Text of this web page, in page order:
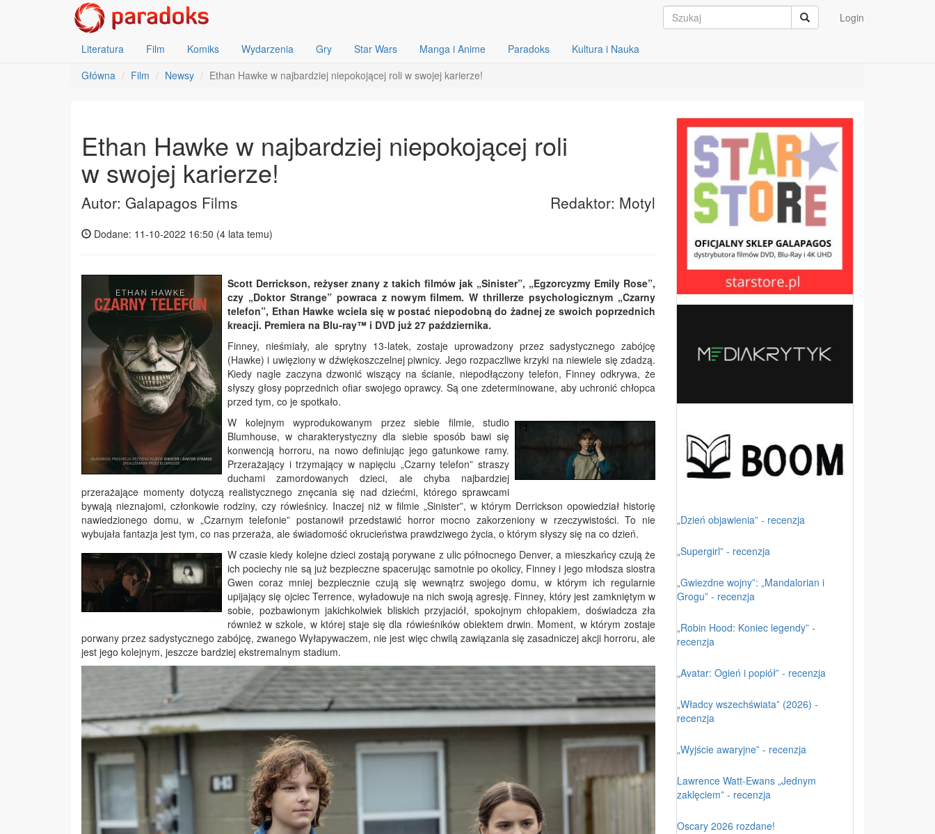
Login
Literatura Film Komiks Wydarzenia Gry Star Wars Manga i Anime Paradoks
Kultura i Nauka
Główna
Film Newsy Ethan Hawke w najbardziej niepokojącej roli w swojej karierze!
Ethan Hawke w najbardziej niepokojącej roli
w swojej karierze!
Autor: Galapagos Films Redaktor: Motyl
Dodane: 11-10-2022 16:50 (4 lata temu)
Scott Derrickson, reżyser znany z takich filmów jak „Sinister”, „Egzorcyzmy Emily Rose”,
czy „Doktor Strange” powraca z nowym filmem. W thrillerze psychologicznym „Czarny
telefon”, Ethan Hawke wciela się w postać niepodobną do żadnej ze swoich poprzednich
kreacji. Premiera na Blu‑ray™ i DVD już 27 października.
Finney, nieśmiały, ale sprytny 13-latek, zostaje uprowadzony przez sadystycznego zabójcę
(Hawke) i uwięziony w dźwiękoszczelnej piwnicy. Jego rozpaczliwe krzyki na niewiele się zdadzą.
Kiedy nagle zaczyna dzwonić wiszący na ścianie, niepodłączony telefon, Finney odkrywa, że
słyszy głosy poprzednich ofiar swojego oprawcy. Są one zdeterminowane, aby uchronić chłopca
przed tym, co je spotkało.
W kolejnym wyprodukowanym przez siebie filmie, studio
Blumhouse, w charakterystyczny dla siebie sposób bawi się
konwencją horroru, na nowo definiując jego gatunkowe ramy.
Przerażający i trzymający w napięciu „Czarny telefon” straszy
duchami zamordowanych dzieci, ale chyba najbardziej
przerażające momenty dotyczą realistycznego znęcania się nad dziećmi, którego sprawcami
bywają nieznajomi, członkowie rodziny, czy rówieśnicy. Inaczej niż w filmie „Sinister”, w którym Derrickson opowiedział historię
nawiedzionego domu, w „Czarnym telefonie” postanowił przedstawić horror mocno zakorzeniony w rzeczywistości. To nie
wybujała fantazja jest tym, co nas przeraża, ale świadomość okrucieństwa prawdziwego życia, o którym słyszy się na co dzień.
W czasie kiedy kolejne dzieci zostają porywane z ulic północnego Denver, a mieszkańcy czują że
ich pociechy nie są już bezpieczne spacerując samotnie po okolicy, Finney i jego młodsza siostra
Gwen coraz mniej bezpiecznie czują się wewnątrz swojego domu, w którym ich regularnie
upijający się ojciec Terrence, wyładowuje na nich swoją agresję. Finney, który jest zamkniętym w
sobie, pozbawionym jakichkolwiek bliskich przyjaciół, spokojnym chłopakiem, doświadcza zła
również w szkole, w której staje się dla rówieśników obiektem drwin. Moment, w którym zostaje
porwany przez sadystycznego zabójcę, zwanego Wyłapywaczem, nie jest więc chwilą zawiązania się zasadniczej akcji horroru, ale
jest jego kolejnym, jeszcze bardziej ekstremalnym stadium.
„Dzień objawienia” - recenzja
„Supergirl” - recenzja
„Gwiezdne wojny”: „Mandalorian i
Grogu” - recenzja
„Robin Hood: Koniec legendy” -
recenzja
„Avatar: Ogień i popiół” - recenzja
„Władcy wszechświata” (2026) -
recenzja
„Wyjście awaryjne” - recenzja
Lawrence Watt-Ewans „Jednym
zaklęciem” - recenzja
Oscary 2026 rozdane!